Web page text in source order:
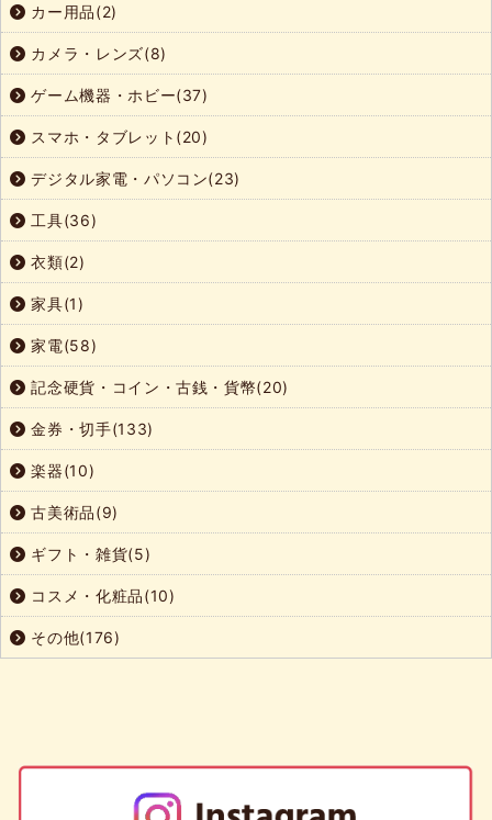
カー用品(2)
カメラ・レンズ(8)
ゲーム機器・ホビー(37)
スマホ・タブレット(20)
デジタル家電・パソコン(23)
工具(36)
衣類(2)
家具(1)
家電(58)
記念硬貨・コイン・古銭・貨幣(20)
金券・切手(133)
楽器(10)
古美術品(9)
ギフト・雑貨(5)
コスメ・化粧品(10)
その他(176)